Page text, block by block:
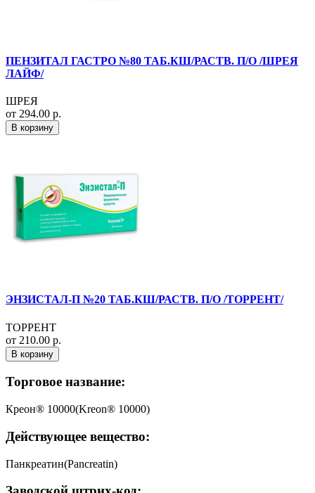
ПЕНЗИТАЛ ГАСТРО №80 ТАБ.КШ/РАСТВ. П/О /ШРЕЯ
ЛАЙФ/
ШРЕЯ
от 294.00 р.
В корзину
ЭНЗИСТАЛ-П №20 ТАБ.КШ/РАСТВ. П/О /ТОРРЕНТ/
ТОРРЕНТ
от 210.00 р.
В корзину
Торговое название:
Креон® 10000(Kreon® 10000)
Действующее вещество:
Панкреатин(Pancreatin)